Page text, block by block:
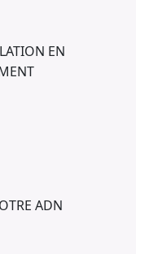
EN
ADN